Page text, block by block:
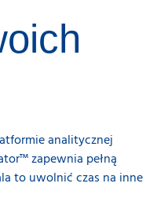
analitycznej
zapewnia pełną
to uwolnić czas na inne